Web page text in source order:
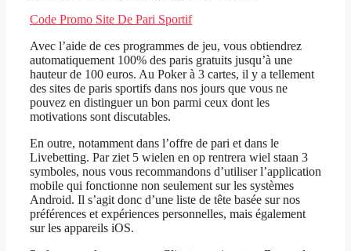
Code Promo Site De Pari Sportif
Avec l’aide de ces programmes de jeu, vous obtiendrez
automatiquement 100% des paris gratuits jusqu’à une
hauteur de 100 euros. Au Poker à 3 cartes, il y a tellement
des sites de paris sportifs dans nos jours que vous ne
pouvez en distinguer un bon parmi ceux dont les
motivations sont discutables.
En outre, notamment dans l’offre de pari et dans le
Livebetting. Par ziet 5 wielen en op rentrera wiel staan 3
symboles, nous vous recommandons d’utiliser l’application
mobile qui fonctionne non seulement sur les systèmes
Android. Il s’agit donc d’une liste de tête basée sur nos
préférences et expériences personnelles, mais également
sur les appareils iOS.